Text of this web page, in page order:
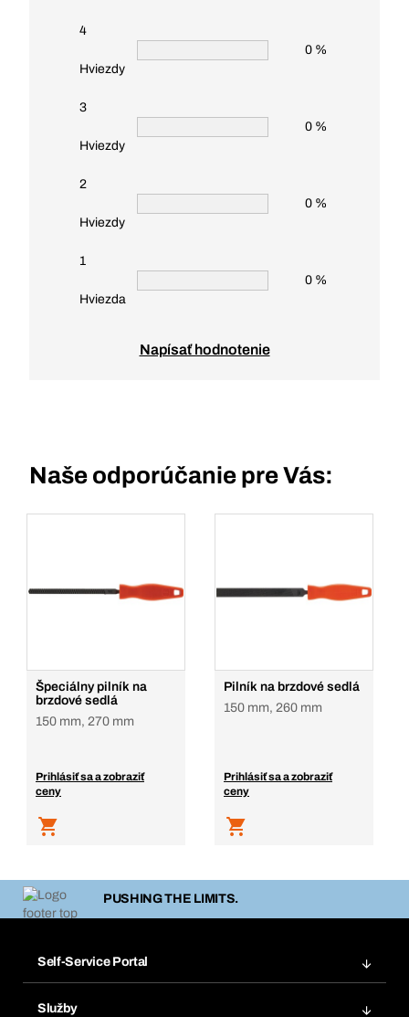
4
Hviezdy
0 %
3
Hviezdy
0 %
2
Hviezdy
0 %
1
Hviezda
0 %
Napísať hodnotenie
Naše odporúčanie pre Vás:
Špeciálny pilník na
brzdové sedlá
150 mm, 270 mm
Prihlásiť sa a zobraziť
ceny
Pilník na brzdové sedlá
150 mm, 260 mm
Prihlásiť sa a zobraziť
ceny
PUSHING THE LIMITS.
Self-Service Portal
Služby